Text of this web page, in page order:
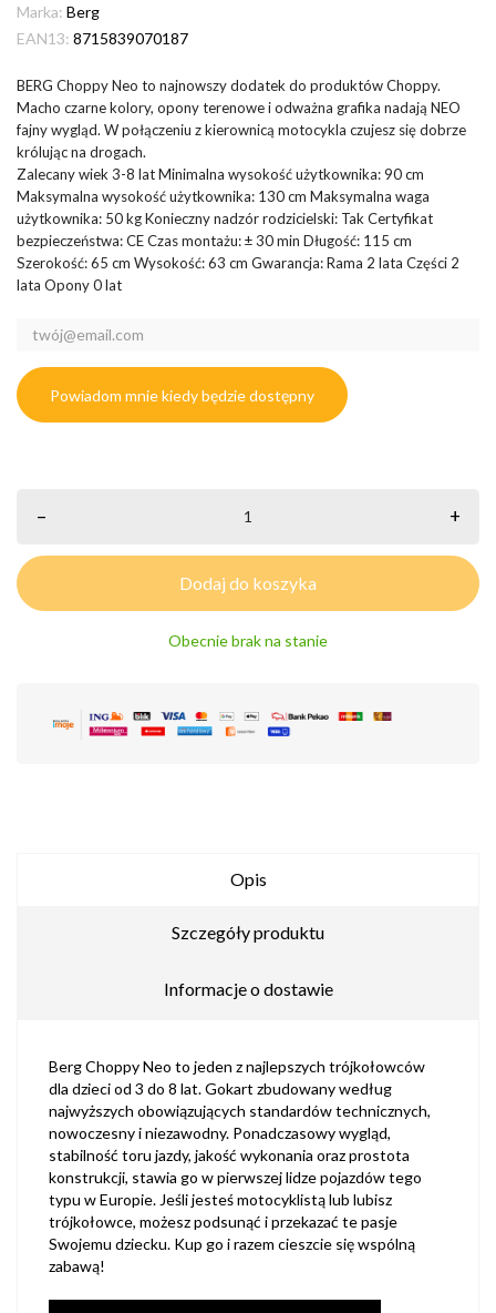
Marka: Berg
EAN13: 8715839070187
BERG Choppy Neo to najnowszy dodatek do produktów Choppy.
Macho czarne kolory, opony terenowe i odważna grafika nadają NEO
fajny wygląd. W połączeniu z kierownicą motocykla czujesz się dobrze
królując na drogach.
Zalecany wiek 3-8 lat Minimalna wysokość użytkownika: 90 cm
Maksymalna wysokość użytkownika: 130 cm Maksymalna waga
użytkownika: 50 kg Konieczny nadzór rodzicielski: Tak Certyfikat
bezpieczeństwa: CE Czas montażu: ± 30 min Długość: 115 cm
Szerokość: 65 cm Wysokość: 63 cm Gwarancja: Rama 2 lata Części 2
lata Opony 0 lat
Powiadom mnie kiedy będzie dostępny
– +
Dodaj do koszyka
Obecnie brak na stanie
Opis
Szczegóły produktu
Informacje o dostawie
Berg Choppy Neo to jeden z najlepszych trójkołowców
dla dzieci od 3 do 8 lat. Gokart zbudowany według
najwyższych obowiązujących standardów technicznych,
nowoczesny i niezawodny. Ponadczasowy wygląd,
stabilność toru jazdy, jakość wykonania oraz prostota
konstrukcji, stawia go w pierwszej lidze pojazdów tego
typu w Europie. Jeśli jesteś motocyklistą lub lubisz
trójkołowce, możesz podsunąć i przekazać te pasje
Swojemu dziecku. Kup go i razem cieszcie się wspólną
zabawą!